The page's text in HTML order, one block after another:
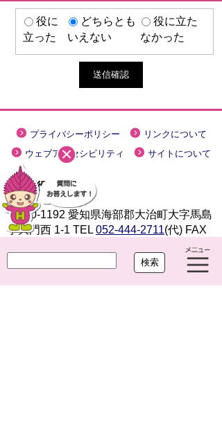
役に
立った
どちらとも
いえない
役に立た
なかった
プライバシーポリシー
リンクについて
ウェブアクセシビリティ
サイトについて
大治町役場
〒490-1192 愛知県海部郡大治町大字馬島
字大門西 1-1 TEL 052-444-2711(代) FAX
開庁時間 平日 午前8時30分～午後5時15分